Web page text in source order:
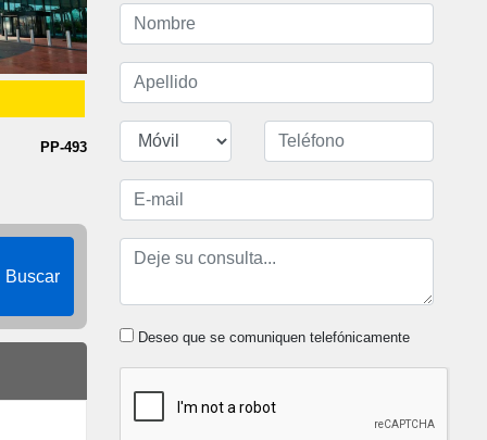
PP-493
Buscar
Deseo que se comuniquen telefónicamente